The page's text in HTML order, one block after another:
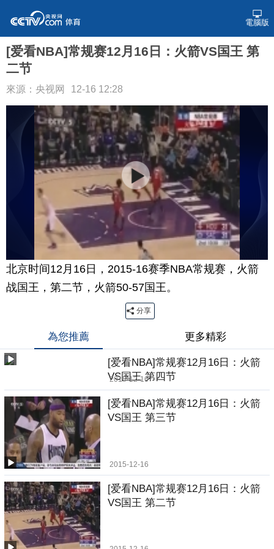
電腦版
[爱看NBA]常规赛12月16日：火箭VS国王 第
二节
來源：央视网 12-16 12:28
北京时间12月16日，2015-16赛季NBA常规赛，火箭
战国王，第二节，火箭50-57国王。
分享
為您推薦 更多精彩
[爱看NBA]常规赛12月16日：火箭
VS国王 第四节
2015-12-16
[爱看NBA]常规赛12月16日：火箭
VS国王 第三节
2015-12-16
[爱看NBA]常规赛12月16日：火箭
VS国王 第二节